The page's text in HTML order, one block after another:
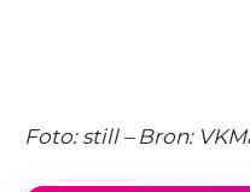
Foto: still – Bron: